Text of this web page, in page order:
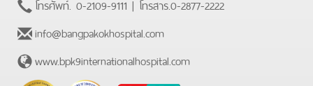
โทรศัพท์. 0-2109-9111 | โทรสาร.0-2877-2222
info@bangpakokhospital.com
www.bpk9internationalhospital.com